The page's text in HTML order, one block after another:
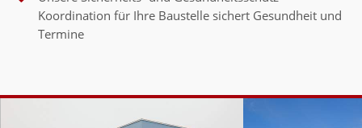
Koordination für Ihre Baustelle sichert Gesundheit und
Termine